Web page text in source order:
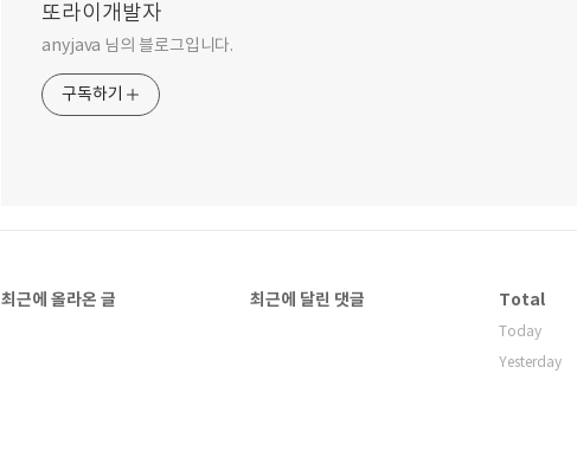
또라이개발자
anyjava 님의 블로그입니다.
구독하기
최근에 올라온 글 최근에 달린 댓글 Total
Today
Yesterday